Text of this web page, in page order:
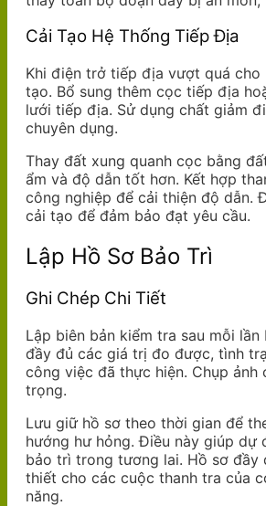
Cải Tạo Hệ Thống Tiếp Địa
Khi điện trở tiếp địa vượt quá cho
tạo. Bổ sung thêm cọc tiếp địa
lưới tiếp địa. Sử dụng chất giảm
chuyên dụng.
Thay đất xung quanh cọc bằng
ẩm và độ dẫn tốt hơn. Kết hợp
công nghiệp để cải thiện độ dẫn.
cải tạo để đảm bảo đạt yêu cầu.
Lập Hồ Sơ Bảo Trì
Ghi Chép Chi Tiết
Lập biên bản kiểm tra sau mỗi lần
đầy đủ các giá trị đo được, tình
công việc đã thực hiện. Chụp ảnh
trọng.
Lưu giữ hồ sơ theo thời gian để
hướng hư hỏng. Điều này giúp dự
bảo trì trong tương lai. Hồ sơ đầy
thiết cho các cuộc thanh tra của
năng.